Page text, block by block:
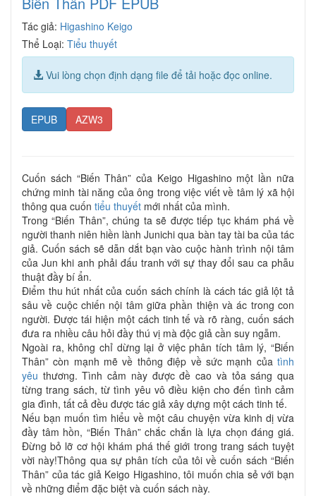
Tác giả: Higashino Keigo
Thể Loại: Tiểu thuyết
Vui lòng chọn định dạng file để tải hoặc đọc online.
EPUB AZW3
Cuốn sách “Biến Thân” của Keigo Higashino một lần nữa
chứng minh tài năng của ông trong việc viết về tâm lý xã hội
thông qua cuốn tiểu thuyết mới nhất của mình.
Trong “Biến Thân”, chúng ta sẽ được tiếp tục khám phá về
người thanh niên hiền lành Junichi qua bàn tay tài ba của tác
giả. Cuốn sách sẽ dẫn dắt bạn vào cuộc hành trình nội tâm
của Jun khi anh phải đấu tranh với sự thay đổi sau ca phẫu
thuật đầy bí ẩn.
Điểm thu hút nhất của cuốn sách chính là cách tác giả lột tả
sâu về cuộc chiến nội tâm giữa phần thiện và ác trong con
người. Được tái hiện một cách tinh tế và rõ ràng, cuốn sách
đưa ra nhiều câu hỏi đầy thú vị mà độc giả cần suy ngẫm.
Ngoài ra, không chỉ dừng lại ở việc phân tích tâm lý, “Biến
Thân” còn mạnh mẽ về thông điệp về sức mạnh của tình
yêu thương. Tình cảm này được đề cao và tỏa sáng qua
từng trang sách, từ tình yêu vô điều kiện cho đến tình cảm
gia đình, tất cả đều được tác giả xây dựng một cách tinh tế.
Nếu bạn muốn tìm hiểu về một câu chuyện vừa kinh dị vừa
đầy tâm hồn, “Biến Thân” chắc chắn là lựa chọn đáng giá.
Đừng bỏ lỡ cơ hội khám phá thế giới trong trang sách tuyệt
vời này!Thông qua sự phân tích của tôi về cuốn sách “Biến
Thân” của tác giả Keigo Higashino, tôi muốn chia sẻ với bạn
về những điểm đặc biệt và cuốn sách này.